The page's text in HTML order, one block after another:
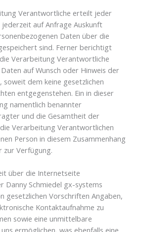
Verantwortliche erteilt jeder
auf Anfrage Auskunft
Daten über die
sind. Ferner berichtigt
Verarbeitung Verantwortliche
auf Wunsch oder Hinweis der
dem keine gesetzlichen
entgegenstehen. Ein in dieser
namentlich benannter
und die Gesamtheit der
Verarbeitung Verantwortlichen
Person in diesem Zusammenhang
zur Verfügung.
über die Internetseite
Danny Schmiedel gx-systems
gesetzlichen Vorschriften Angaben,
Kontaktaufnahme zu
sowie eine unmittelbare